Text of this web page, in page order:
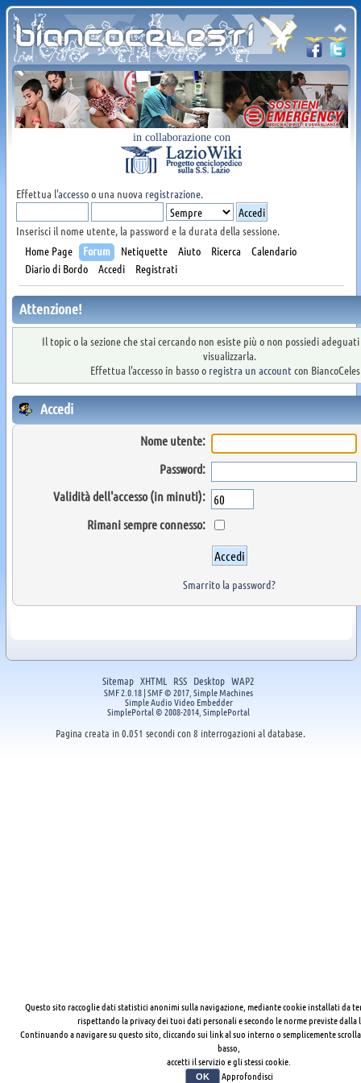
in collaborazione con
Effettua l'accessoo una nuova registrazione.
Inserisci il nome utente, la password e la durata della sessione.
Home Page
Forum Netiquette Aiuto Ricerca
Calendario
Diario di Bordo
Accedi Registrati
Attenzione!
Il topic o la sezione che stai cercando non esiste più o non possiedi
visualizzarla.
Effettua l'accesso in basso o registra un account con
Accedi
Nome utente:
Password:
Validità dell'accesso (in minuti):
Rimani sempre connesso:
Smarrito la password?
Sitemap XHTML RSS Desktop WAP2
SMF 2.0.18|SMF © 2017 Simple Machines
Simple Audio Video Embedder
SimplePortal © 2008-2014, SimplePortal
Pagina creata in 0.051 secondi con 8 interrogazioni al database.
Questo sito raccoglie dati statistici anonimi sulla navigazione, mediante cookie installati da
rispettando la privacy dei tuoi dati personali e secondo le norme previste dalla
Continuando a navigare su questo sito, cliccando sui link al suo interno o semplicemente
basso,
accetti il servizio e gli stessi cookie.
OK Approfondisci